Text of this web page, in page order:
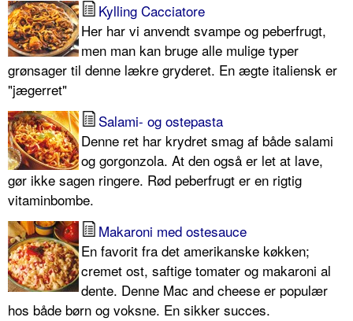
Kylling Cacciatore
Her har vi anvendt svampe og peberfrugt,
men man kan bruge alle mulige typer
grønsager til denne lækre gryderet. En ægte italiensk er
"jægerret"
Salami- og ostepasta
Denne ret har krydret smag af både salami
og gorgonzola. At den også er let at lave,
gør ikke sagen ringere. Rød peberfrugt er en rigtig
vitaminbombe.
Makaroni med ostesauce
En favorit fra det amerikanske køkken;
cremet ost, saftige tomater og makaroni al
dente. Denne Mac and cheese er populær
hos både børn og voksne. En sikker succes.